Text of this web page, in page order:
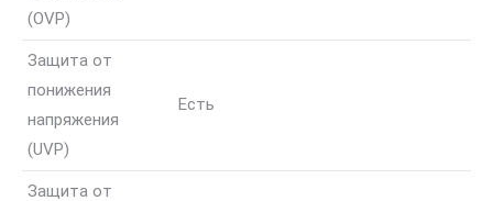
(OVP)
Защита от
понижения
напряжения
(UVP)
Есть
Защита от